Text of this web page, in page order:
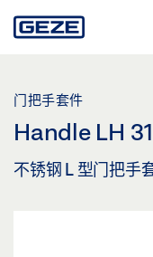
to
门把手套件
Handle LH
不锈钢 L 型门把手